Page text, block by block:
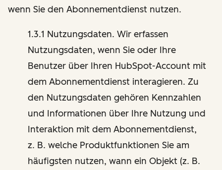
wenn Sie den Abonnementdienst nutzen.
1.3.1 Nutzungsdaten. Wir erfassen
Nutzungsdaten, wenn Sie oder Ihre
Benutzer über Ihren HubSpot-Account mit
dem Abonnementdienst interagieren. Zu
den Nutzungsdaten gehören Kennzahlen
und Informationen über Ihre Nutzung und
Interaktion mit dem Abonnementdienst,
z. B. welche Produktfunktionen Sie am
häufigsten nutzen, wann ein Objekt (z. B.